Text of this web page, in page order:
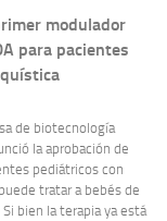
modulador
para pacientes
de biotecnología
la aprobación de
pediátricos con
tratar a bebés de
bien la terapia ya está